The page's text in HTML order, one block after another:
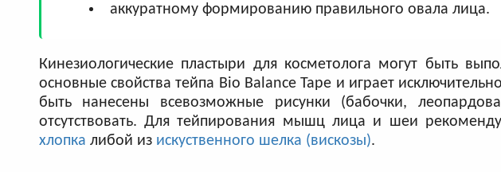
аккуратному формированию правильного овала лица.
Кинезиологические пластыри для косметолога могут быть
основные свойства тейпа Bio Balance Tape и играет
быть нанесены всевозможные рисунки (бабочки,
отсутствовать. Для тейпирования мышц лица и шеи
хлопка либой из искуственного шелка (вискозы).